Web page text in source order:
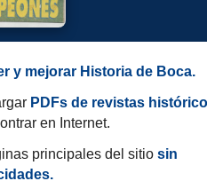
y mejorar Historia de Boca.
PDFs de revistas
en Internet.
principales del sitio sin